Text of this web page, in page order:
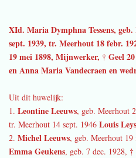
XId. Maria Dymphna Tessens,
sept. 1939, tr. Meerhout 18 febr.
19 mei 1898, Mijnwerker, † Geel
en Anna Maria Vandecraen en
Uit dit huwelijk:
1. Leontine Leeuws, geb. Meerhout
tr. Meerhout 14 sept. 1946 Louis Leys
2. Michel Leeuws, geb. Meerhout
Emma Geukens, geb. 7 dec. 1928, †